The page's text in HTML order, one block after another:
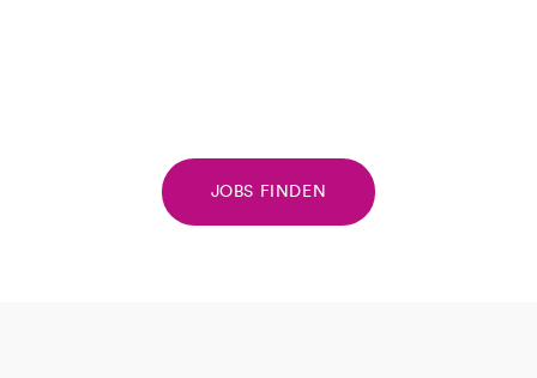
JOBS FINDEN